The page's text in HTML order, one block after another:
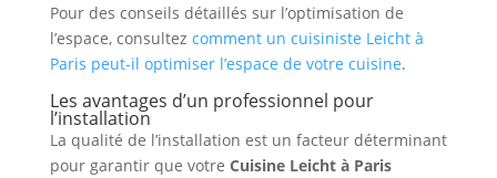
Pour des conseils détaillés sur l’optimisation de
l’espace, consultez comment un cuisiniste Leicht à
Paris peut-il optimiser l’espace de votre cuisine.
Les avantages d’un professionnel pour
l’installation
La qualité de l’installation est un facteur déterminant
pour garantir que votre Cuisine Leicht à Paris